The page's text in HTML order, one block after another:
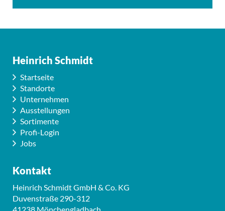
Heinrich Schmidt
Startseite
Standorte
Unternehmen
Ausstellungen
Sortimente
Profi-Login
Jobs
Kontakt
Heinrich Schmidt GmbH & Co. KG
Duvenstraße 290-312